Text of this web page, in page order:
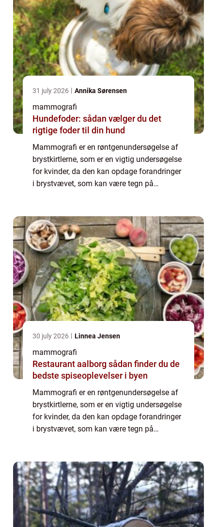
31 july 2026 Annika Sørensen
mammografi
Hundefoder: sådan vælger du det
rigtige foder til din hund
Mammografi er en røntgenundersøgelse af
brystkirtlerne, som er en vigtig undersøgelse
for kvinder, da den kan opdage forandringer
i brystvævet, som kan være tegn på
30 july 2026 Linnea Jensen
mammografi
Restaurant aalborg sådan finder du de
bedste spiseoplevelser i byen
Mammografi er en røntgenundersøgelse af
brystkirtlerne, som er en vigtig undersøgelse
for kvinder, da den kan opdage forandringer
i brystvævet, som kan være tegn på